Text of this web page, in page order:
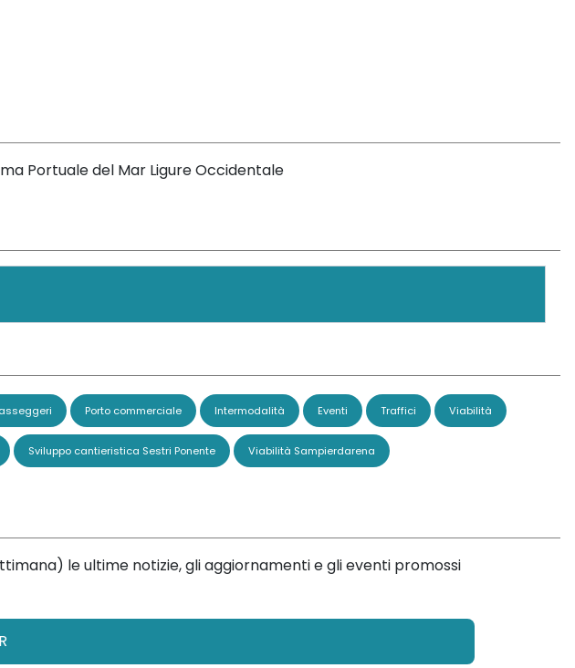
Portuale del Mar Ligure Occidentale
Porto commerciale Intermodalità Eventi Traffici Viabilità
Sviluppo cantieristica Sestri Ponente Viabilità Sampierdarena
le ultime notizie, gli aggiornamenti e gli eventi promossi